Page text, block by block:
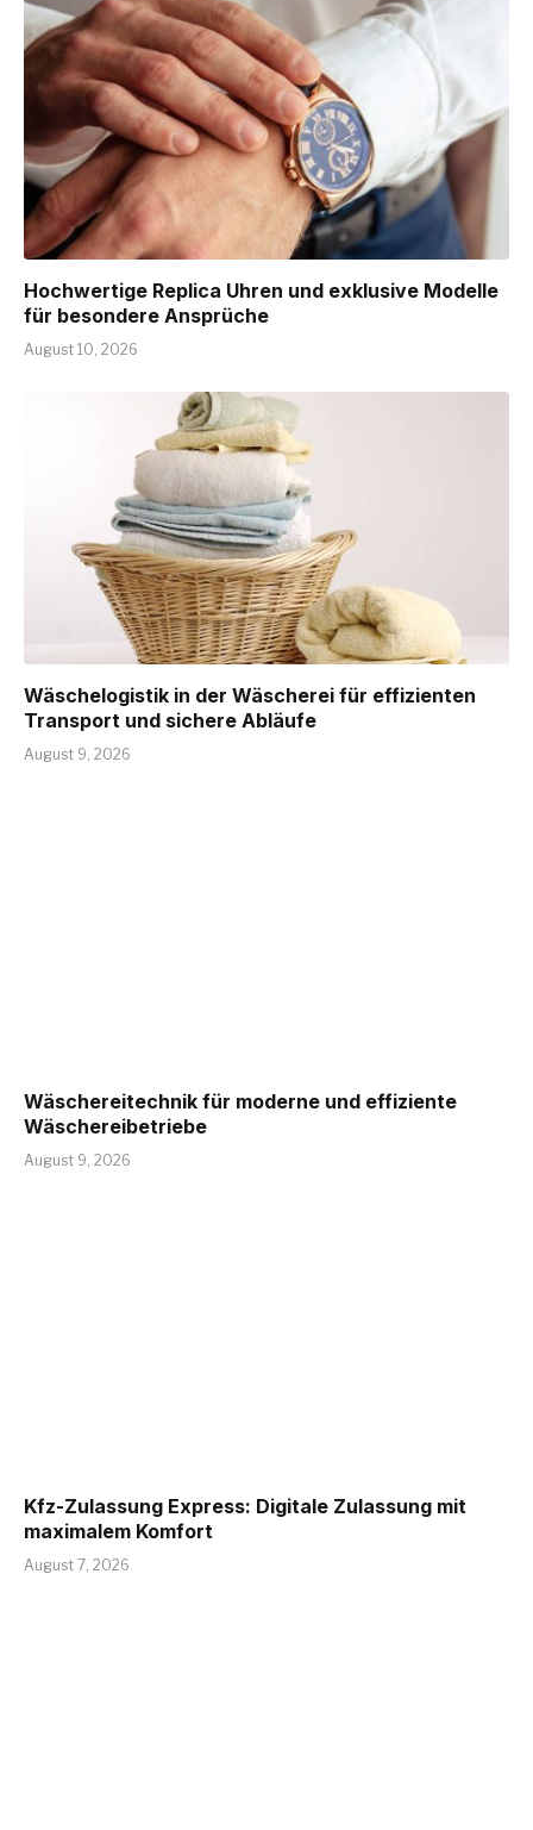
Hochwertige Replica Uhren und exklusive Modelle
für besondere Ansprüche
August 10, 2026
Wäschelogistik in der Wäscherei für effizienten
Transport und sichere Abläufe
August 9, 2026
Wäschereitechnik für moderne und effiziente
Wäschereibetriebe
August 9, 2026
Kfz-Zulassung Express: Digitale Zulassung mit
maximalem Komfort
August 7, 2026